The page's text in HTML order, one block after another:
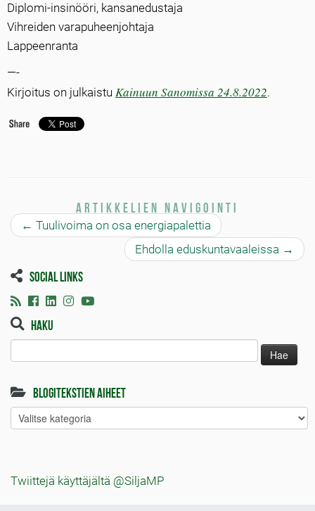
Diplomi-insinööri, kansanedustaja
Vihreiden varapuheenjohtaja
Lappeenranta
—-
Kirjoitus on julkaistu Kainuun Sanomissa 24.8.2022.
Artikkelien navigointi
← Tuulivoima on osa energiapalettia
Ehdolla eduskuntavaaleissa →
Social links
Haku
Blogitekstien aiheet
Blogitekstien
aiheet
Twiittejä käyttäjältä @SiljaMP